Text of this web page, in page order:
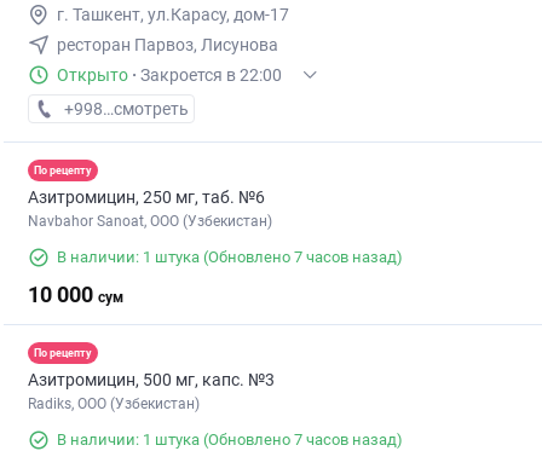
г. Ташкент, ул.Карасу, дом-17
ресторан Парвоз, Лисунова
Открыто · Закроется в 22:00
+998 (71) XXX-XX-XX
смотреть
По рецепту
Азитромицин, 250 мг, таб. №6
Navbahor Sanoat, ООО (Узбекистан)
В наличии: 1 штука (Обновлено 7 часов назад)
10 000 сум
По рецепту
Азитромицин, 500 мг, капс. №3
Radiks, ООО (Узбекистан)
В наличии: 1 штука (Обновлено 7 часов назад)